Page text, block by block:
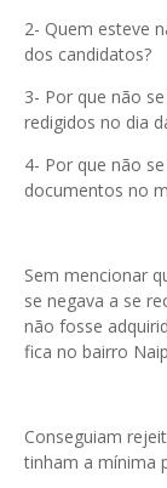
2- Quem esteve
dos candidatos?
3- Por que não
redigidos no dia
4- Por que não
documentos no
Sem mencionar
se negava a se
não fosse
fica no bairro
Conseguiam
tinham a mínima